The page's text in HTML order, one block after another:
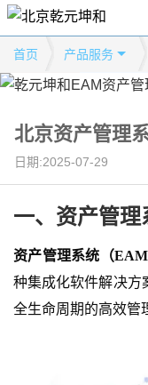
首页 产品服务
北京资产管理
日期:2025-07-29
一、 资产管理
资产管理系统（
种集成化软件解决方
全生命周期的高效管